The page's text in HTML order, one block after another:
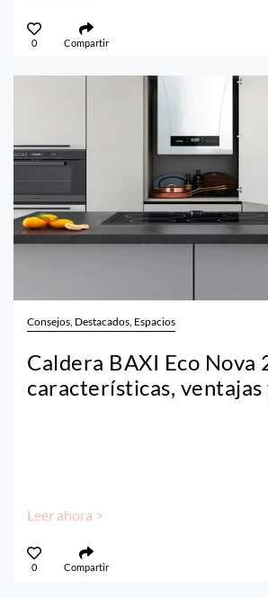
0 Compartir
Consejos, Destacados, Espacios
Caldera BAXI Eco Nova
características, ventajas
Leer ahora >
0 Compartir